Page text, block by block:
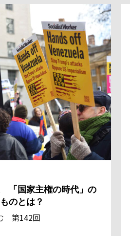
「国家主権の時代」の
のとは？
第142回